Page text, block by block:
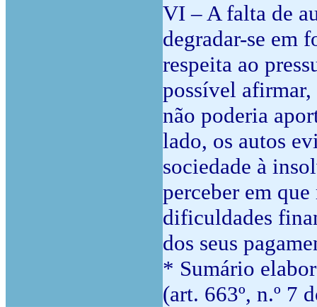
VI – A falta de
degradar-se em
respeita ao
possível afirmar,
não poderia
lado, os autos
sociedade à
perceber em
dificuldades
dos seus
* Sumário
(art. 663º, n.º 7